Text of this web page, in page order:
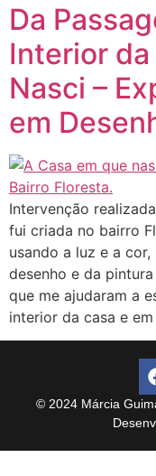
Da
Interior
Nasci –
em
Intervenção
fui criada no bairro
usando a luz e a
desenho e da
que me ajudaram a
interior da casa e
© 2024 Márcia